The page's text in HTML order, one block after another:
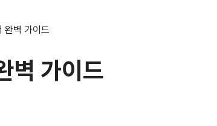
완벽 가이드
벽 가이드